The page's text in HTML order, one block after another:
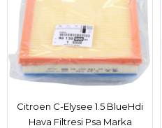
Citroen C-Elysee 1.5 BlueHdi
Hava Filtresi Psa Marka